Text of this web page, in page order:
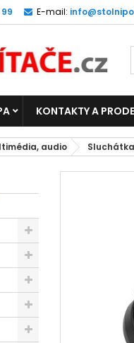
E-mail:
KONTAKTY A
audio